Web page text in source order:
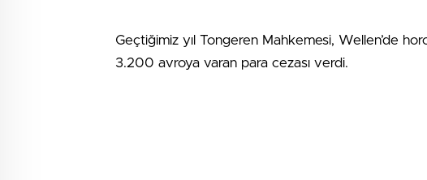
Geçtiğimiz yıl Tongeren Mahkemesi, Wellen’de
3.200 avroya varan para cezası verdi.